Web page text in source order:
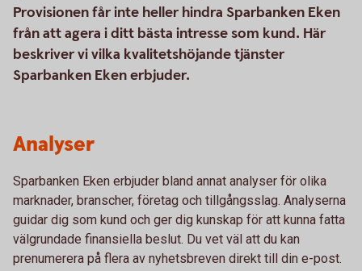
Provisionen får inte heller hindra Sparbanken Eken
från att agera i ditt bästa intresse som kund. Här
beskriver vi vilka kvalitetshöjande tjänster
Sparbanken Eken erbjuder.
Analyser
Sparbanken Eken erbjuder bland annat analyser för olika
marknader, branscher, företag och tillgångsslag. Analyserna
guidar dig som kund och ger dig kunskap för att kunna fatta
välgrundade finansiella beslut. Du vet väl att du kan
prenumerera på flera av nyhetsbreven direkt till din e-post.